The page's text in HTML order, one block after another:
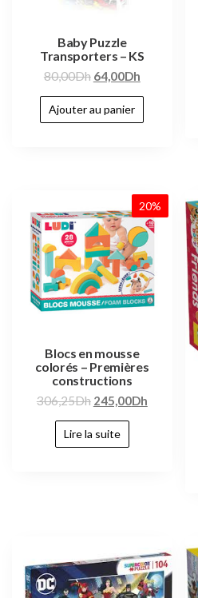
Baby Puzzle
Transporters – KS
80,00Dh 64,00Dh
Ajouter au panier
20%
Blocs en mousse
colorés – Premières
constructions
306,25Dh 245,00Dh
Lire la suite